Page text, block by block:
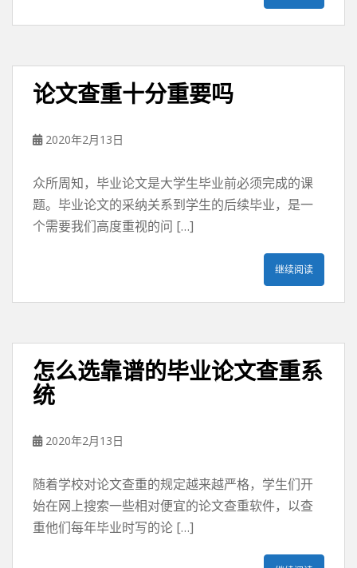
论文查重十分重要吗
2020年2月13日
众所周知，毕业论文是大学生毕业前必须完成的课
题。毕业论文的采纳关系到学生的后续毕业，是一
个需要我们高度重视的问 […]
继续阅读
怎么选靠谱的毕业论文查重系
统
2020年2月13日
随着学校对论文查重的规定越来越严格，学生们开
始在网上搜索一些相对便宜的论文查重软件，以查
重他们每年毕业时写的论 […]